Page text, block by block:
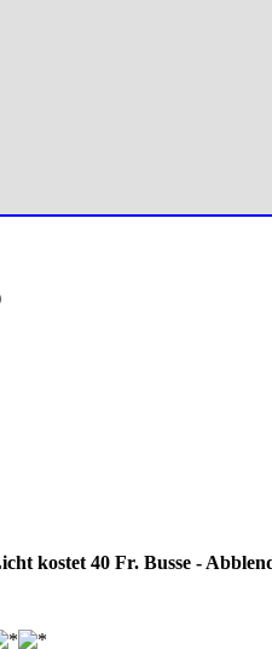
kostet 40 Fr. Busse -